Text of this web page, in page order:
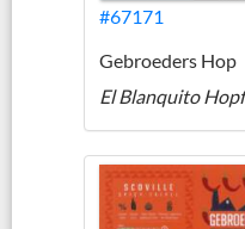
#67171
Gebroeders Hop